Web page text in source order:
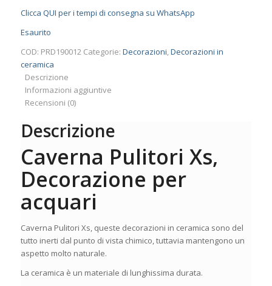
Clicca QUI per i tempi di consegna su WhatsApp
Esaurito
COD: PRD190012 Categorie: Decorazioni,Decorazioni in
ceramica
Descrizione
Informazioni aggiuntive
Recensioni (0)
Descrizione
Caverna Pulitori Xs,
Decorazione per
acquari
Caverna Pulitori Xs, queste decorazioni in ceramica sono del
tutto inerti dal punto di vista chimico, tuttavia mantengono un
aspetto molto naturale.
La ceramica è un materiale di lunghissima durata.